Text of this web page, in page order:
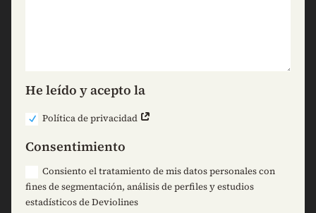
He leído y acepto la
Política de privacidad
Consentimiento
Consiento el tratamiento de mis datos personales con
fines de segmentación, análisis de perfiles y estudios
estadísticos de Deviolines